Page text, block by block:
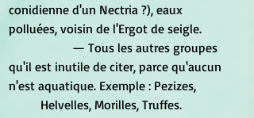
conidienne d'un Nectria ?), eaux
polluées, voisin de l'Ergot de seigle.
qu'il est inutile de citer, parce qu'aucun
n'est aquatique. Exemple : Pezizes,
	Helvelles, Morilles, Truffes.